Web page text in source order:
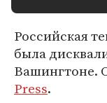
Российская
была
Вашингтоне.
Press.